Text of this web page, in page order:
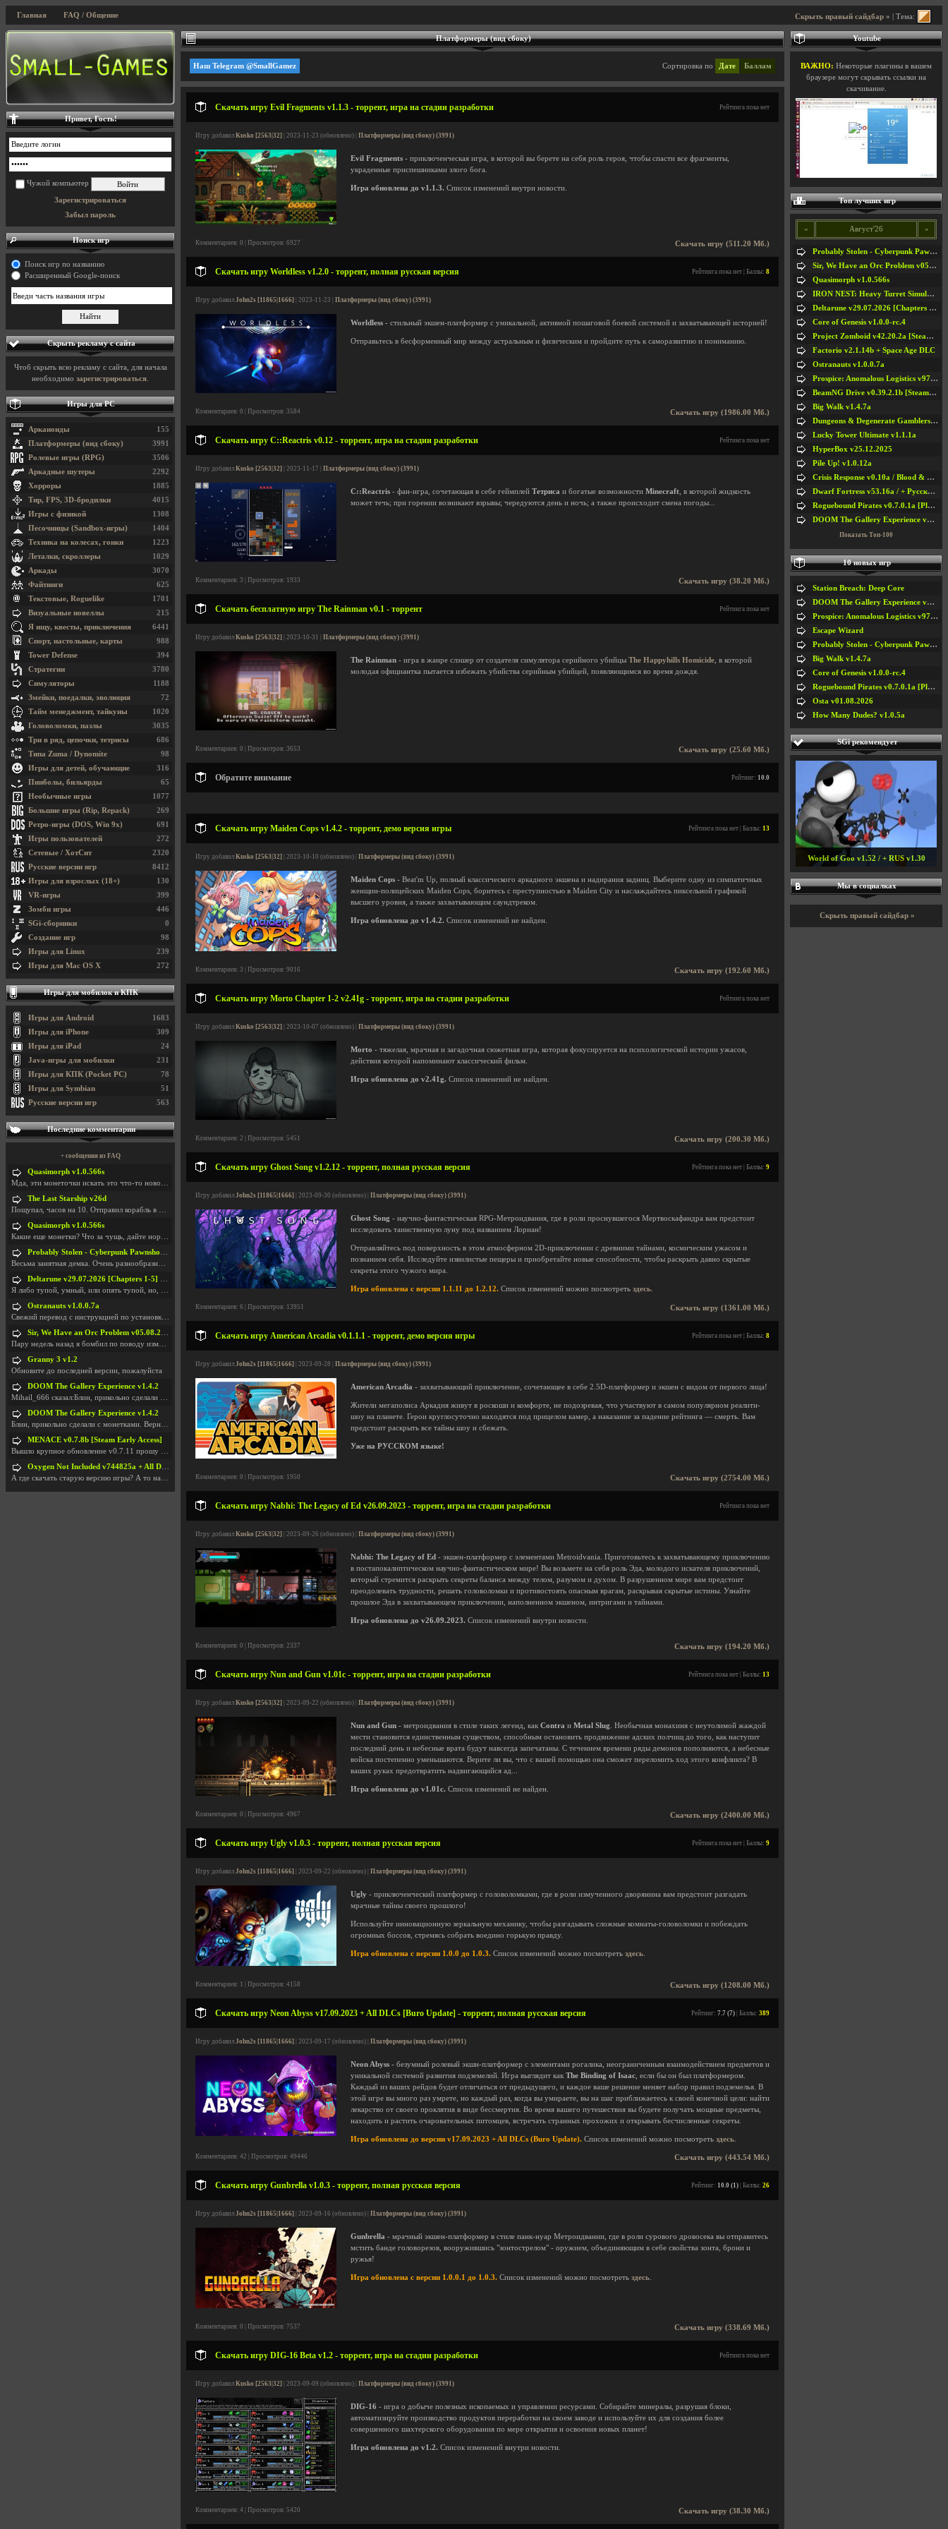
Скрыть правый сайдбар » | Тема:
Главная FAQ / Общение
Платформеры (вид сбоку)
Сортировка по Дате Баллам
Наш Telegram @SmallGamez
Скачать игру Evil Fragments v1.1.3 - торрент, игра на стадии разработки Рейтинга пока нет
Игру добавил Kusko [2563|32] | 2023-11-23 (обновлено) | Платформеры (вид сбоку) (3991)
Evil Fragments - приключенческая игра, в которой вы берете на себя роль героя, чтобы спасти все фрагменты,
украденные приспешниками злого бога.
Игра обновлена до v1.1.3. Список изменений внутри новости.
Скачать игру (511.20 Мб.)
Комментариев: 0 | Просмотров: 6927
Скачать игру Worldless v1.2.0 - торрент, полная русская версия Рейтинга пока нет | Баллы: 8
Игру добавил John2s [11865|1666] | 2023-11-23 | Платформеры (вид сбоку) (3991)
Worldless - стильный экшен-платформер с уникальной, активной пошаговой боевой системой и захватывающей историей!
Отправьтесь в бесформенный мир между астральным и физическим и пройдите путь к саморазвитию и пониманию.
Скачать игру (1986.00 Мб.)
Комментариев: 0 | Просмотров: 3584
Скачать игру C::Reactris v0.12 - торрент, игра на стадии разработки Рейтинга пока нет
Игру добавил Kusko [2563|32] | 2023-11-17 | Платформеры (вид сбоку) (3991)
C::Reactris - фан-игра, сочетающая в себе геймплей Тетриса и богатые возможности Minecraft , в которой жидкость
может течь; при горении возникают взрывы; чередуются день и ночь; а также происходит смена погоды...
Скачать игру (38.20 Мб.)
Комментариев: 3 | Просмотров: 1933
Скачать бесплатную игру The Rainman v0.1 - торрент Рейтинга пока нет
Игру добавил Kusko [2563|32] | 2023-10-31 | Платформеры (вид сбоку) (3991)
The Rainman - игра в жанре слэшер от создателя симулятора серийного убийцы The Happyhills Homicide , в которой
молодая официантка пытается избежать убийства серийным убийцей, появляющимся во время дождя.
Скачать игру (25.60 Мб.)
Комментариев: 0 | Просмотров: 3653
Обратите внимание Рейтинг: 10.0
Скачать игру Maiden Cops v1.4.2 - торрент, демо версия игры Рейтинга пока нет | Баллы: 13
Игру добавил Kusko [2563|32] | 2023-10-10 (обновлено) | Платформеры (вид сбоку) (3991)
Maiden Cops - Beat'm Up, полный классического аркадного экшена и надирания задниц. Выберите одну из симпатичных
женщин-полицейских Maiden Cops, боритесь с преступностью в Maiden City и наслаждайтесь пиксельной графикой
высшего уровня, а также захватывающим саундтреком.
Игра обновлена до v1.4.2. Список изменений не найден.
Скачать игру (192.60 Мб.)
Комментариев: 3 | Просмотров: 9016
Скачать игру Morto Chapter 1-2 v2.41g - торрент, игра на стадии разработки Рейтинга пока нет
Игру добавил Kusko [2563|32] | 2023-10-07 (обновлено) | Платформеры (вид сбоку) (3991)
Morto - тяжелая, мрачная и загадочная сюжетная игра, которая фокусируется на психологической истории ужасов,
действия которой напоминают классический фильм.
Игра обновлена до v2.41g. Список изменений не найден.
Скачать игру (200.30 Мб.)
Комментариев: 2 | Просмотров: 5451
Скачать игру Ghost Song v1.2.12 - торрент, полная русская версия Рейтинга пока нет | Баллы: 9
Игру добавил John2s [11865|1666] | 2023-09-30 (обновлено) | Платформеры (вид сбоку) (3991)
Ghost Song - научно-фантастическая RPG-Метроидвания, где в роли проснувшегося Мертвоскафандра вам предстоит
исследовать таинственную луну под названием Лориан!
Отправляйтесь под поверхность в этом атмосферном 2D-приключении с древними тайнами, космическим ужасом и
познанием себя. Исследуйте извилистые пещеры и приобретайте новые способности, чтобы раскрыть давно скрытые
секреты этого чужого мира.
Игра обновлена с версии 1.1.11 до 1.2.12. Список изменений можно посмотреть здесь
Скачать игру (1361.00 Мб.)
Комментариев: 6 | Просмотров: 13951
Скачать игру American Arcadia v0.1.1.1 - торрент, демо версия игры Рейтинга пока нет | Баллы: 8
Игру добавил John2s [11865|1666] | 2023-09-28 | Платформеры (вид сбоку) (3991)
American Arcadia - захватывающий приключение, сочетающее в себе 2.5D-платформер и экшен с видом от первого лица!
Жители мегаполиса Аркадия живут в роскоши и комфорте, не подозревая, что участвуют в самом популярном реалити-
шоу на планете. Герои круглосуточно находятся под прицелом камер, а наказание за падение рейтинга — смерть. Вам
предстоит раскрыть все тайны шоу и сбежать.
Уже на РУССКОМ языке!
Скачать игру (2754.00 Мб.)
Комментариев: 0 | Просмотров: 1950
Скачать игру Nabhi: The Legacy of Ed v26.09.2023 - торрент, игра на стадии разработки Рейтинга пока нет
Игру добавил Kusko [2563|32] | 2023-09-26 (обновлено) | Платформеры (вид сбоку) (3991)
Nabhi: The Legacy of Ed - экшен-платформер с элементами Metroidvania. Приготовьтесь к захватывающему приключению
в постапокалиптическом научно-фантастическом мире! Вы возьмете на себя роль Эда, молодого искателя приключений,
который стремится раскрыть секреты баланса между телом, разумом и духом. В разрушенном мире вам предстоит
преодолевать трудности, решать головоломки и противостоять опасным врагам, раскрывая скрытые истины. Узнайте
прошлое Эда в захватывающем приключении, наполненном экшеном, интригами и тайнами.
Игра обновлена до v26.09.2023. Список изменений внутри новости.
Скачать игру (194.20 Мб.)
Комментариев: 0 | Просмотров: 2337
Скачать игру Nun and Gun v1.01c - торрент, игра на стадии разработки Рейтинга пока нет | Баллы: 13
Игру добавил Kusko [2563|32] | 2023-09-22 (обновлено) | Платформеры (вид сбоку) (3991)
Nun and Gun - метроидвания в стиле таких легенд, как Contra и Metal Slug . Необычная монахиня с неутолимой жаждой
мести становится единственным существом, способным остановить продвижение адских полчищ до того, как наступит
последний день и небесные врата будут навсегда запечатаны. С течением времени ряды демонов пополняются, а небесные
войска постепенно уменьшаются. Верите ли вы, что с вашей помощью она сможет переломить ход этого конфликта? В
ваших руках предотвратить надвигающийся ад...
Игра обновлена до v1.01c. Список изменений не найден.
Скачать игру (2400.00 Мб.)
Комментариев: 0 | Просмотров: 4967
Скачать игру Ugly v1.0.3 - торрент, полная русская версия Рейтинга пока нет | Баллы: 9
Игру добавил John2s [11865|1666] | 2023-09-22 (обновлено) | Платформеры (вид сбоку) (3991)
Ugly - приключенческий платформер с головоломками, где в роли измученного дворянина вам предстоит разгадать
мрачные тайны своего прошлого!
Используйте инновационную зеркальную механику, чтобы разгадывать сложные комнаты-головоломки и побеждать
огромных боссов, стремясь собрать воедино горькую правду.
Игра обновлена с версии 1.0.0 до 1.0.3. Список изменений можно посмотреть здесь
Скачать игру (1208.00 Мб.)
Комментариев: 1 | Просмотров: 4158
Скачать игру Neon Abyss v17.09.2023 + All DLCs [Buro Update] - торрент, полная русская версия Рейтинг: 7.7 (7) | Баллы: 389
Игру добавил John2s [11865|1666] | 2023-09-17 (обновлено) | Платформеры (вид сбоку) (3991)
Neon Abyss - безумный ролевый экшн-платформер с элементами рогалика, неограниченным взаимодействием предметов и
уникальной системой развития подземелий. Игра выглядит как The Binding of Isaac , если бы он был платформером.
Каждый из ваших рейдов будет отличаться от предыдущего, и каждое ваше решение меняет набор правил подземелья. В
этой игре вы много раз умрете, но каждый раз, когда вы умираете, вы на шаг приближаетесь к своей конечной цели: найти
лекарство от своего проклятия в виде бессмертия. Во время вашего путешествия вы будете получать мощные предметы,
находить и растить очаровательных питомцев, встречать странных прохожих и открывать бесчисленные секреты.
Игра обновлена до версии v17.09.2023 + All DLCs (Buro Update). Список изменений можно посмотреть здесь
Скачать игру (443.54 Мб.)
Комментариев: 42 | Просмотров: 49446
Скачать игру Gunbrella v1.0.3 - торрент, полная русская версия Рейтинг: 10.0 (1) | Баллы: 26
Игру добавил John2s [11865|1666] | 2023-09-16 (обновлено) | Платформеры (вид сбоку) (3991)
Gunbrella - мрачный экшен-платформер в стиле панк-нуар Метроидвании, где в роли сурового дровосека вы отправитесь
мстить банде головорезов, вооружившись "зонтострелом" - оружием, объединяющим в себе свойства зонта, брони и
ружья!
Игра обновлена с версии 1.0.0.1 до 1.0.3. Список изменений можно посмотреть здесь
Скачать игру (338.69 Мб.)
Комментариев: 0 | Просмотров: 7537
Скачать игру DIG-16 Beta v1.2 - торрент, игра на стадии разработки Рейтинга пока нет
Игру добавил Kusko [2563|32] | 2023-09-09 (обновлено) | Платформеры (вид сбоку) (3991)
DIG-16 - игра о добыче полезных ископаемых и управлении ресурсами. Собирайте минералы, разрушая блоки,
автоматизируйте производство продуктов переработки на своем заводе и используйте их для создания более
совершенного шахтерского оборудования по мере открытия и освоения новых планет!
Игра обновлена до v1.2. Список изменений внутри новости.
Скачать игру (38.30 Мб.)
Комментариев: 4 | Просмотров: 5420
Привет, Гость!
Чужой компьютер
Зарегистрироваться
Забыл пароль
Поиск игр
Поиск игр по названию
Расширенный Google-поиск
Скрыть рекламу с сайта
Чтоб скрыть всю рекламу с сайта, для начала
необходимо зарегистрироваться
Игры для PC
155
Арканоиды
3991
Платформеры (вид сбоку)
3506
Ролевые игры (RPG)
2292
Аркадные шутеры
1885
Хорроры
4015
Тир, FPS, 3D-бродилки
1308
Игры с физикой
1404
Песочницы (Sandbox-игры)
1223
Техника на колесах, гонки
1029
Леталки, скроллеры
3070
Аркады
625
Файтинги
1701
Текстовые, Roguelike
215
Визуальные новеллы
6441
Я ищу, квесты, приключения
988
Спорт, настольные, карты
394
Tower Defense
3780
Стратегии
1188
Симуляторы
72
Змейки, поедалки, эволюция
1020
Тайм менеджмент, тайкуны
3035
Головоломки, пазлы
686
Три в ряд, цепочки, тетрисы
98
Типа Zuma / Dynomite
316
Игры для детей, обучающие
65
Пинболы, бильярды
1077
Необычные игры
269
Большие игры (Rip, Repack)
691
Ретро-игры (DOS, Win 9x)
272
Игры пользователей
2320
Сетевые / ХотСит
8412
Русские версии игр
130
Игры для взрослых (18+)
399
VR-игры
446
Зомби игры
0
SGi-сборники
98
Создание игр
239
Игры для Linux
272
Игры для Mac OS X
Игры для мобилок и КПК
1683
Игры для Android
309
Игры для iPhone
24
Игры для iPad
231
Java-игры для мобилки
78
Игры для КПК (Pocket PC)
51
Игры для Symbian
563
Русские версии игр
Последние комментарии
+ сообщения из FAQ
Quasimorph v1.0.566s
Мда, эти монеточки искать это что-то новое в сфере
The Last Starship v26d
Пощупал, часов на 10. Отправил корабль в другую Га
Quasimorph v1.0.566s
Какие еще монетки? Что за чущь, дайте нормально ск
Probably Stolen - Cyberpunk Pawnshop Simulator v048c [Playtest]
Весьма занятная демка. Очень разнообразные механик
Deltarune v29.07.2026 [Chapters 1-5] / + RUS [Chapters 1-5]
Я либо тупой, умный, или опять тупой, но, вроде я
Ostranauts v1.0.0.7a
Свежий перевод с инструкцией по установкеhttps://g
Sir, We Have an Orc Problem v05.08.2026
Пару недель назад я бомбил по поводу изменения мин
Granny 3 v1.2
Обновите до последней версии, пожалуйста
DOOM The Gallery Experience v1.4.2
Mihail_666 сказал:Блин, прикольно сделали с монетк
DOOM The Gallery Experience v1.4.2
Блин, прикольно сделали с монетками. Вернулся в св
MENACE v0.7.8b [Steam Early Access]
Вышло крупное обновление v0.7.11 прошу обновить
Oxygen Not Included v744825a + All DLC
А где скачать старую версию игры? А то на новой но
Youtube
ВАЖНО: Некоторые плагины в вашем
браузере могут скрывать ссылки на
скачивание.
Топ лучших игр
« Август'26 »
Probably Stolen - Cyberpunk Pawnshop Simulator v048c [Playtest]
Sir, We Have an Orc Problem v05.08.2026
Quasimorph v1.0.566s
IRON NEST: Heavy Turret Simulator v1.0a
Deltarune v29.07.2026 [Chapters 1-5] / + RUS [Chapters 1-5]
Core of Genesis v1.0.0-rc.4
Project Zomboid v42.20.2a [Steam Early Access]
Factorio v2.1.14b + Space Age DLC
Ostranauts v1.0.0.7a
Prospice: Anomalous Logistics v97 [Playtest]
BeamNG Drive v0.39.2.1b [Steam Early Access]
Big Walk v1.4.7a
Dungeons & Degenerate Gamblers v2.0.2a
Lucky Tower Ultimate v1.1.1a
HyperBox v25.12.2025
Pile Up! v1.0.12a
Crisis Response v0.10a / Blood & Bullet
Dwarf Fortress v53.16a / + Русская Версия v50.12a
Roguebound Pirates v0.7.0.1a [Playtest]
DOOM The Gallery Experience v1.4.2
Показать Топ-100
10 новых игр
Station Breach: Deep Core
DOOM The Gallery Experience v1.4.2
Prospice: Anomalous Logistics v97 [Playtest]
Escape Wizard
Probably Stolen - Cyberpunk Pawnshop Simulator v048c [Playtest]
Big Walk v1.4.7a
Core of Genesis v1.0.0-rc.4
Roguebound Pirates v0.7.0.1a [Playtest]
Osta v01.08.2026
How Many Dudes? v1.0.5a
SGi рекомендует
World of Goo v1.52 / + RUS v1.30
Мы в социалках
Скрыть правый сайдбар »